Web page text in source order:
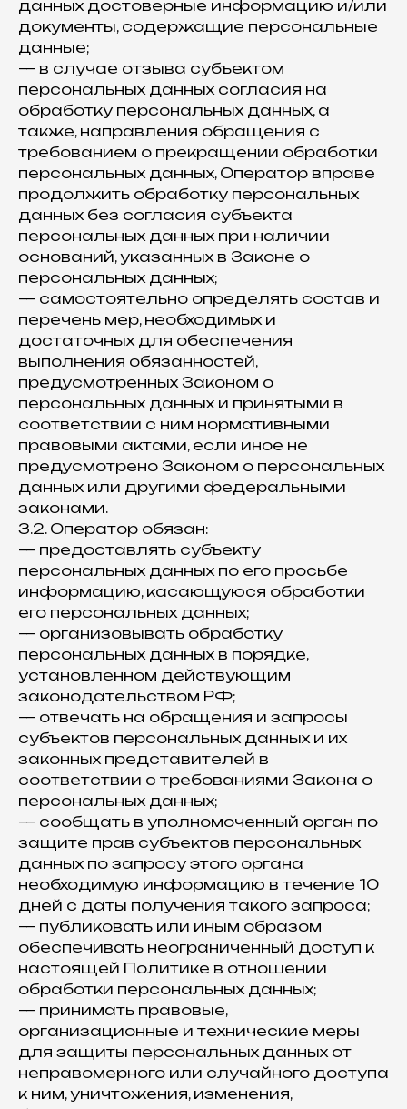
данных достоверные информацию и/или
документы, содержащие персональные
данные;
— в случае отзыва субъектом
персональных данных согласия на
обработку персональных данных, а
также, направления обращения с
требованием о прекращении обработки
персональных данных, Оператор вправе
продолжить обработку персональных
данных без согласия субъекта
персональных данных при наличии
оснований, указанных в Законе о
персональных данных;
— самостоятельно определять состав и
перечень мер, необходимых и
достаточных для обеспечения
выполнения обязанностей,
предусмотренных Законом о
персональных данных и принятыми в
соответствии с ним нормативными
правовыми актами, если иное не
предусмотрено Законом о персональных
данных или другими федеральными
законами.
3.2. Оператор обязан:
— предоставлять субъекту
персональных данных по его просьбе
информацию, касающуюся обработки
его персональных данных;
— организовывать обработку
персональных данных в порядке,
установленном действующим
законодательством РФ;
— отвечать на обращения и запросы
субъектов персональных данных и их
законных представителей в
соответствии с требованиями Закона о
персональных данных;
— сообщать в уполномоченный орган по
защите прав субъектов персональных
данных по запросу этого органа
необходимую информацию в течение 10
дней с даты получения такого запроса;
— публиковать или иным образом
обеспечивать неограниченный доступ к
настоящей Политике в отношении
обработки персональных данных;
— принимать правовые,
организационные и технические меры
для защиты персональных данных от
неправомерного или случайного доступа
к ним, уничтожения, изменения,